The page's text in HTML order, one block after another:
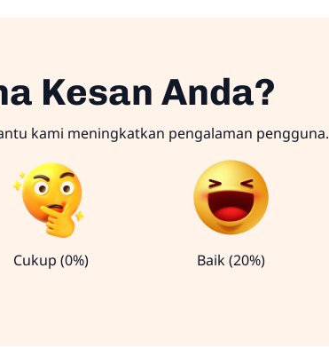
Kesan Anda?
kami meningkatkan pengalaman pengguna.
Cukup (0%) Baik (20%)